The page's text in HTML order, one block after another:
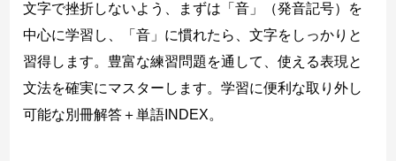
文字で挫折しないよう、まずは「音」（発音記号）を
中心に学習し、「音」に慣れたら、文字をしっかりと
習得します。豊富な練習問題を通して、使える表現と
文法を確実にマスターします。学習に便利な取り外し
可能な別冊解答＋単語INDEX。